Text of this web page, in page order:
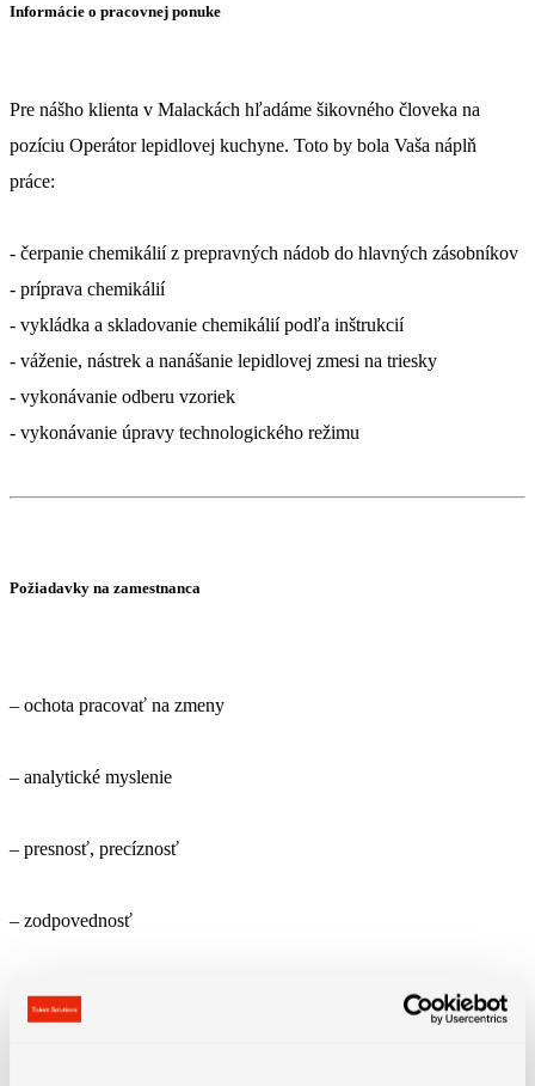
Informácie o pracovnej ponuke
Pre nášho klienta v Malackách hľadáme šikovného človeka na
pozíciu Operátor lepidlovej kuchyne. Toto by bola Vaša náplň
práce:
- čerpanie chemikálií z prepravných nádob do hlavných zásobníkov
- príprava chemikálií
- vykládka a skladovanie chemikálií podľa inštrukcií
- váženie, nástrek a nanášanie lepidlovej zmesi na triesky
- vykonávanie odberu vzoriek
Požiadavky na zamestnanca
– ochota pracovať na zmeny
– analytické myslenie
– presnosť, precíznosť
– zodpovednosť